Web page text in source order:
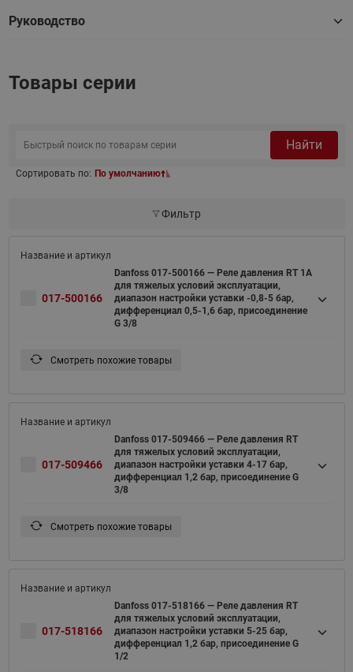
Руководство
Товары серии
Найти
Сортировать по: По умолчанию
Фильтр
017-500166
Danfoss 017-500166 — Реле давления RT 1A
для тяжелых условий эксплуатации,
диапазон настройки уставки -0,8-5 бар,
дифференциал 0,5-1,6 бар, присоединение
G 3/8
Смотреть похожие товары
017-509466
Danfoss 017-509466 — Реле давления RT
для тяжелых условий эксплуатации,
диапазон настройки уставки 4-17 бар,
дифференциал 1,2 бар, присоединение G
3/8
Смотреть похожие товары
017-518166
Danfoss 017-518166 — Реле давления RT
для тяжелых условий эксплуатации,
диапазон настройки уставки 5-25 бар,
дифференциал 1,2 бар, присоединение G
1/2